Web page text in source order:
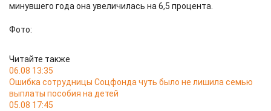
минувшего года она увеличилась на 6,5 процента.
Фото:
Читайте также
06.08 13:35
Ошибка сотрудницы Соцфонда чуть было не лишила семью
выплаты пособия на детей
05.08 17:45